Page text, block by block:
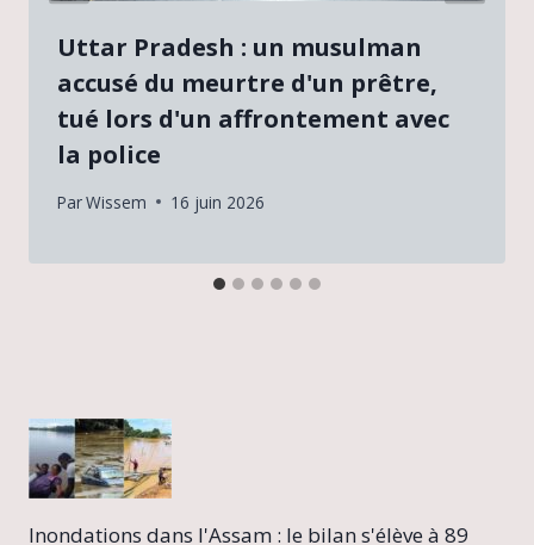
Uttar Pradesh : un musulman
accusé du meurtre d'un prêtre,
tué lors d'un affrontement avec
la police
ParWissem 16 juin 2026
Inondations dans l'Assam : le bilan s'élève à 89